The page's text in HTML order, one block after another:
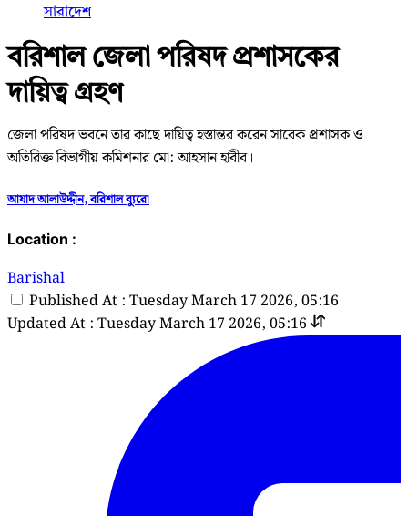
সারাদেশ
বরিশাল জেলা পরিষদ প্রশাসকের
দায়িত্ব গ্রহণ
জেলা পরিষদ ভবনে তার কাছে দায়িত্ব হস্তান্তর করেন সাবেক প্রশাসক ও
অতিরিক্ত বিভাগীয় কমিশনার মো: আহসান হাবীব।
আযাদ আলাউদ্দীন, বরিশাল ব্যুরো
Location :
Barishal
Published At : Tuesday March 17 2026, 05:16
Updated At : Tuesday March 17 2026, 05:16